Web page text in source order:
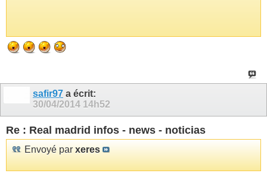
safir97 a écrit:
30/04/2014 14h52
Re : Real madrid infos - news - noticias
Envoyé par xeres